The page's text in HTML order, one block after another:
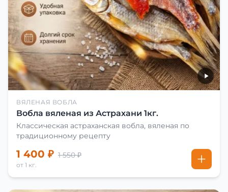
ВЯЛЕНАЯ ВОБЛА
Вобла вяленая из Астрахани 1кг.
Классическая астраханская вобла, вяленая по
традиционному рецепту
1 400 ₽ 1 550 ₽
от 1 кг.